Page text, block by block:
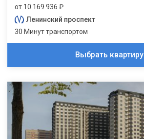
от 10 169 936 ₽
Ленинский проспект
30 Минут транспортом
Выбрать квартиру